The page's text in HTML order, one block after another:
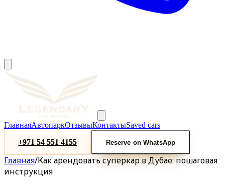
ГлавнаяАвтопаркОтзывыКонтактыSaved cars
+971 54 551 4155
Reserve on WhatsApp
Главная/Как арендовать суперкар в Дубае: пошаговая
инструкция